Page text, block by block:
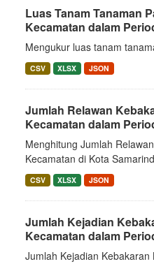
Luas Tanam Tanaman
Kecamatan dalam
Mengukur luas tanam
CSV XLSX JSON
Jumlah Relawan
Kecamatan dalam
Menghitung Jumlah
Kecamatan di Kota
CSV XLSX JSON
Jumlah Kejadian
Kecamatan dalam
Jumlah Kejadian